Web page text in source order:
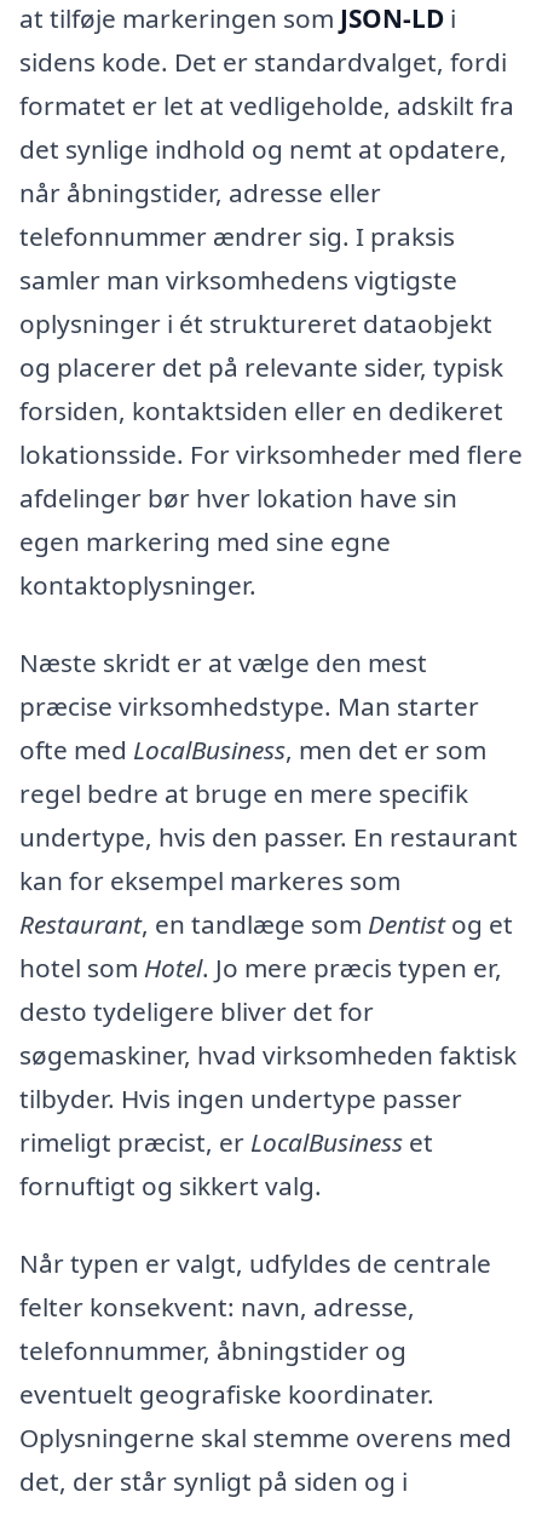
at tilføje markeringen som JSON-LD i
sidens kode. Det er standardvalget, fordi
formatet er let at vedligeholde, adskilt fra
det synlige indhold og nemt at opdatere,
når åbningstider, adresse eller
telefonnummer ændrer sig. I praksis
samler man virksomhedens vigtigste
oplysninger i ét struktureret dataobjekt
og placerer det på relevante sider, typisk
forsiden, kontaktsiden eller en dedikeret
lokationsside. For virksomheder med flere
afdelinger bør hver lokation have sin
egen markering med sine egne
kontaktoplysninger.
Næste skridt er at vælge den mest
præcise virksomhedstype. Man starter
ofte med LocalBusiness, men det er som
regel bedre at bruge en mere specifik
undertype, hvis den passer. En restaurant
kan for eksempel markeres som
Restaurant, en tandlæge som Dentistog et
hotel som Hotel. Jo mere præcis typen er,
desto tydeligere bliver det for
søgemaskiner, hvad virksomheden faktisk
tilbyder. Hvis ingen undertype passer
rimeligt præcist, er LocalBusiness et
fornuftigt og sikkert valg.
Når typen er valgt, udfyldes de centrale
felter konsekvent: navn, adresse,
telefonnummer, åbningstider og
eventuelt geografiske koordinater.
Oplysningerne skal stemme overens med
det, der står synligt på siden og i